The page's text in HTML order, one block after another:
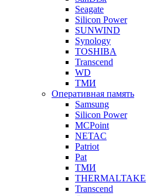
Seagate
Silicon Power
SUNWIND
Synology
TOSHIBA
Transcend
WD
ТМИ
Оперативная память
Samsung
Silicon Power
MCPoint
NETAC
Patriot
Pat
ТМИ
THERMALTAKE
Transcend